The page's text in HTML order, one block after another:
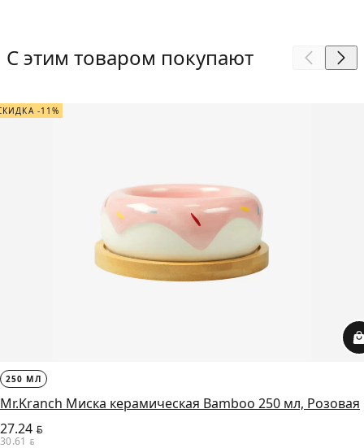
С этим товаром покупают
-11%
250 МЛ
Mr.Kranch Миска керамическая Bamboo 250 мл, Розовая
27.24 BYN
30.61 BYN